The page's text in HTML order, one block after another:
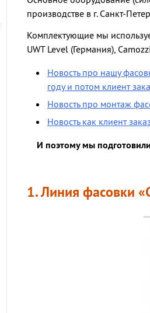
производстве в г. Санкт-
Комплектующие мы
UWT Level (Германия),
Новость про нашу
году и потом клиент
Новость про монтаж
Новость как клиент
И поэтому мы
1. Линия фасовки